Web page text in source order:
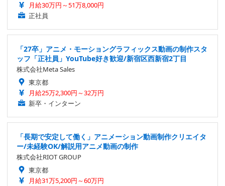
月給30万円～51万8,000円
正社員
「27卒」アニメ・モーショングラフィックス動画の制作スタ
ッフ「正社員」YouTube好き歓迎/新宿区西新宿2丁目
株式会社Meta Sales
東京都
月給25万2,300円～32万円
新卒・インターン
「長期で安定して働く」アニメーション動画制作クリエイタ
ー/未経験OK/解説用アニメ動画の制作
株式会社RIOT GROUP
東京都
月給31万5,200円～60万円